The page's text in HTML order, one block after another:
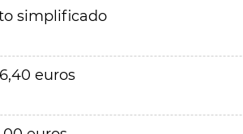
simplificado
euros